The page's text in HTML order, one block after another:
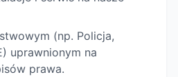
(np. Policja,
uprawnionym na
prawa.